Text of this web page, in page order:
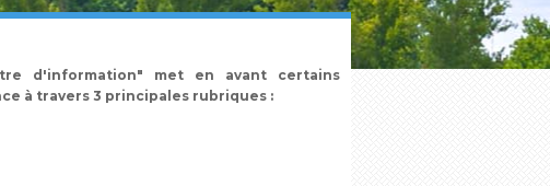
d'information" met en avant certains
à travers 3 principales rubriques :